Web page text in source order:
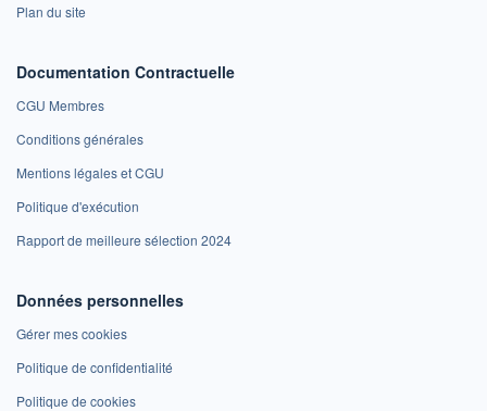
Plan du site
Documentation Contractuelle
CGU Membres
Conditions générales
Mentions légales et CGU
Politique d'exécution
Rapport de meilleure sélection 2024
Données personnelles
Gérer mes cookies
Politique de confidentialité
Politique de cookies